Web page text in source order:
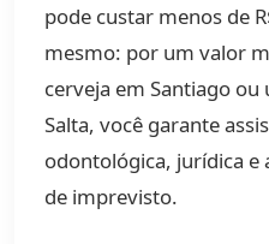
pode custar menos de
mesmo: por um valor
cerveja em Santiago
Salta, você garante
odontológica, jurídica e
de imprevisto.